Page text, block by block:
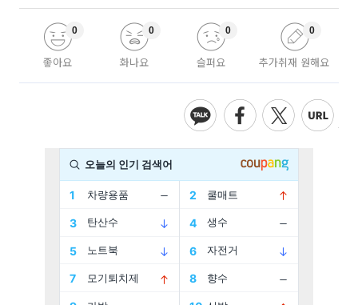
좋아요
0
화나요
0
슬퍼요
0
추가취재 원해요
0